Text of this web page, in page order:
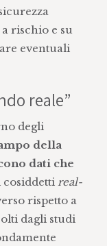
rischio e su
eventuali
reale”
degli
della
dati che
cosiddettireal-
rispetto a
dagli studi